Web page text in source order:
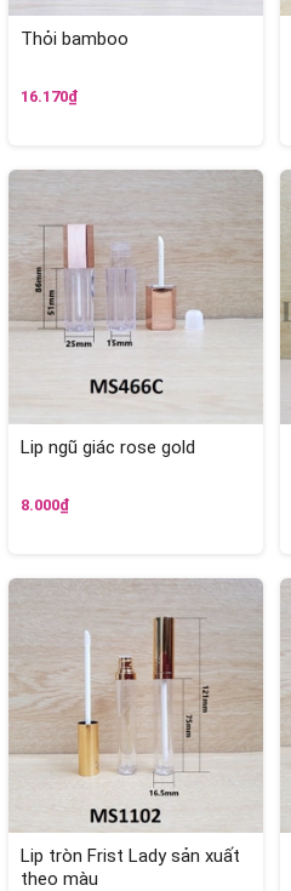
Thỏi bamboo
16.170₫
Lip ngũ giác rose gold
8.000₫
Lip tròn Frist Lady sản xuất
theo màu